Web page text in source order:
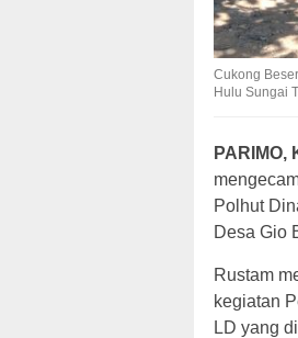
Cukong
Hulu Sungai
PARIMO,
Polhut
Desa Gio
Rustam
kegiatan
LD yang